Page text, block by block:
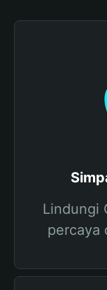
Lindungi
percaya